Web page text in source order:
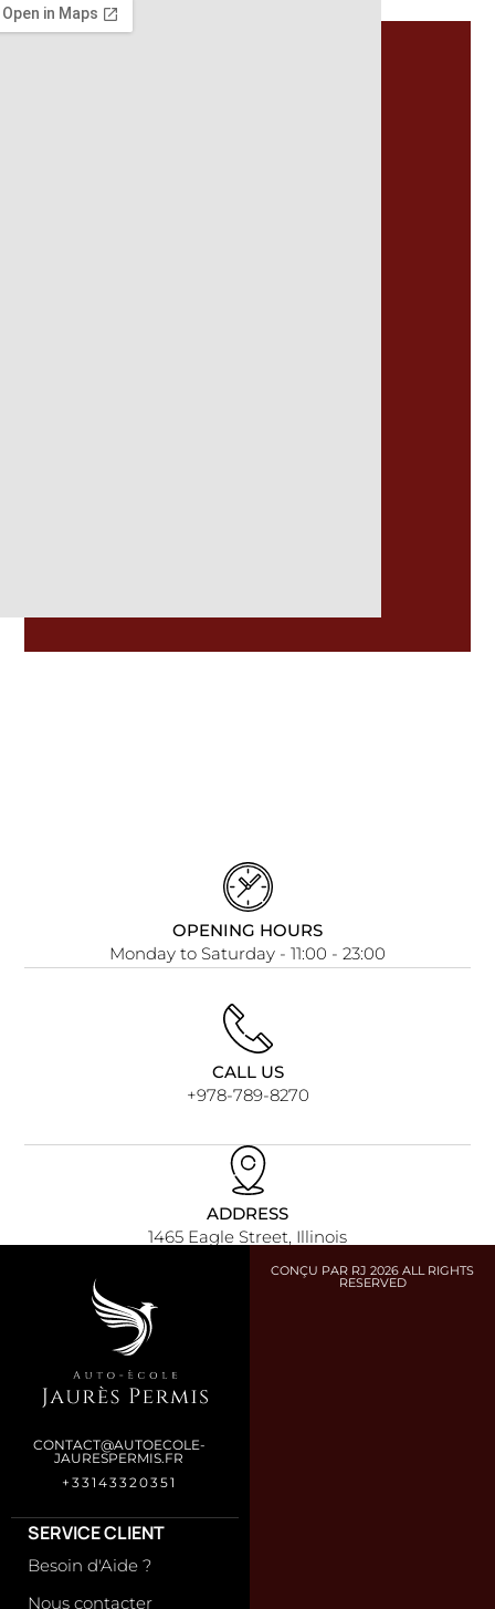
OPENING HOURS
Monday to Saturday - 11:00 - 23:00
CALL US
+978-789-8270
ADDRESS
1465 Eagle Street, Illinois
CONTACT@AUTOECOLE-
JAURESPERMIS.FR
+33143320351
SERVICE CLIENT
Besoin d'Aide ?
Nous contacter
CONÇU PAR RJ 2026 ALL RIGHTS
RESERVED